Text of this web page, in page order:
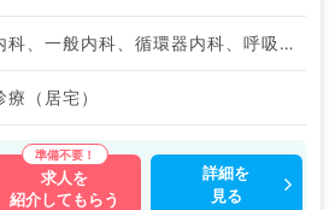
神経内科、一般内科、循環器内科、呼吸器内科、消化器内科
療（居宅）
求人を
紹介してもらう
詳細を
見る